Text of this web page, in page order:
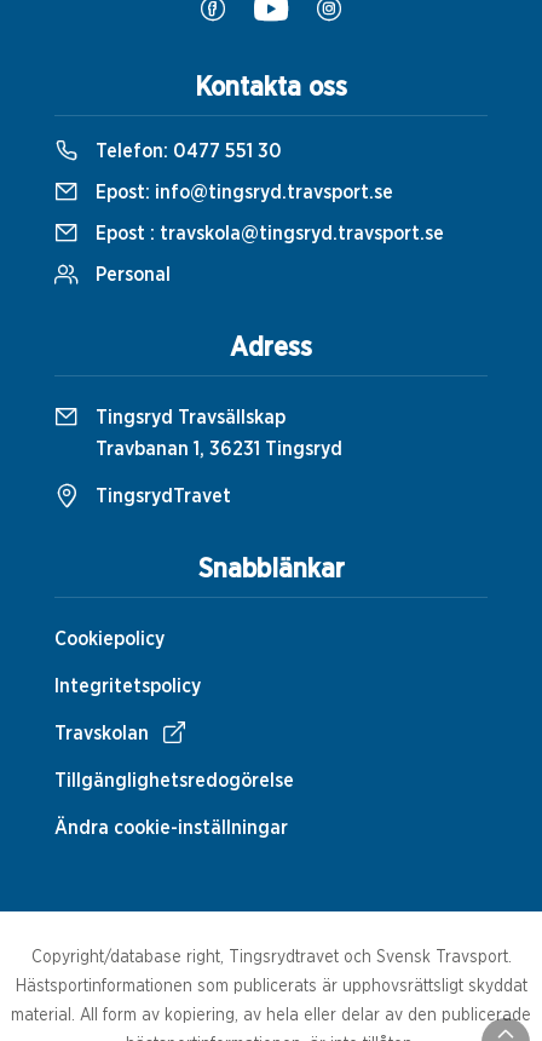
Snabblänkar
Cookiepolicy
Integritetspolicy
Travskolan
Tillgänglighetsredogörelse
Ändra cookie-inställningar
Kontakta oss
Telefon: 0477 551 30
Epost: info@tingsryd.travsport.se
Epost : travskola@tingsryd.travsport.se
Personal
Adress
Tingsryd Travsällskap
Travbanan 1, 36231 Tingsryd
TingsrydTravet
Copyright/database right, Tingsrydtravet och Svensk Travsport.
Hästsportinformationen som publicerats är upphovsrättsligt skyddat
material. All form av kopiering, av hela eller delar av den publicerade